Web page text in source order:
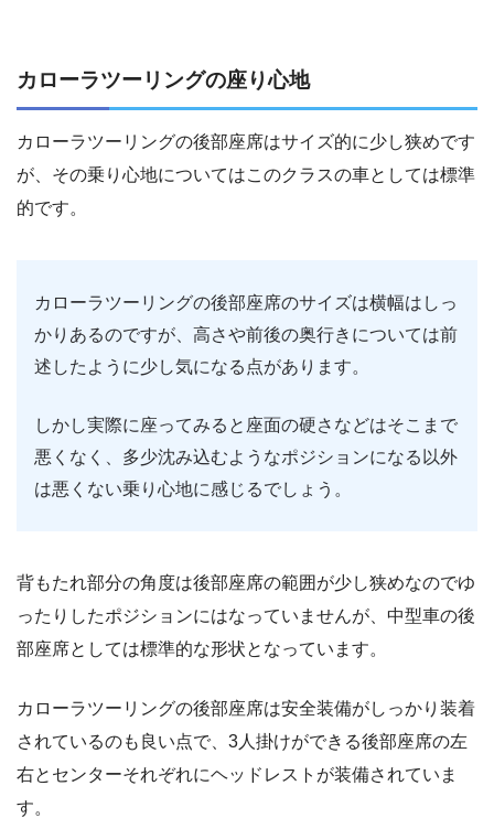
カローラツーリングの座り心地
カローラツーリングの後部座席はサイズ的に少し狭めです
が、その乗り心地についてはこのクラスの車としては標準
的です。
カローラツーリングの後部座席のサイズは横幅はしっ
かりあるのですが、高さや前後の奥行きについては前
述したように少し気になる点があります。
しかし実際に座ってみると座面の硬さなどはそこまで
悪くなく、多少沈み込むようなポジションになる以外
は悪くない乗り心地に感じるでしょう。
背もたれ部分の角度は後部座席の範囲が少し狭めなのでゆ
ったりしたポジションにはなっていませんが、中型車の後
部座席としては標準的な形状となっています。
カローラツーリングの後部座席は安全装備がしっかり装着
されているのも良い点で、3人掛けができる後部座席の左
右とセンターそれぞれにヘッドレストが装備されていま
す。